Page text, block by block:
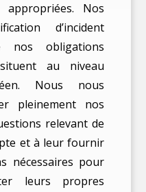
Nos
d’incident
nos obligations
au niveau
Nous nous
pleinement nos
relevant de
et à leur fournir
nécessaires pour
leurs propres